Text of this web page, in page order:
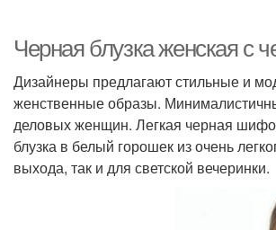
Черная блузка женская с
Дизайнеры предлагают стильные и
женственные образы.
деловых женщин. Легкая черная
блузка в белый горошек из очень
выхода, так и для светской вечеринки.